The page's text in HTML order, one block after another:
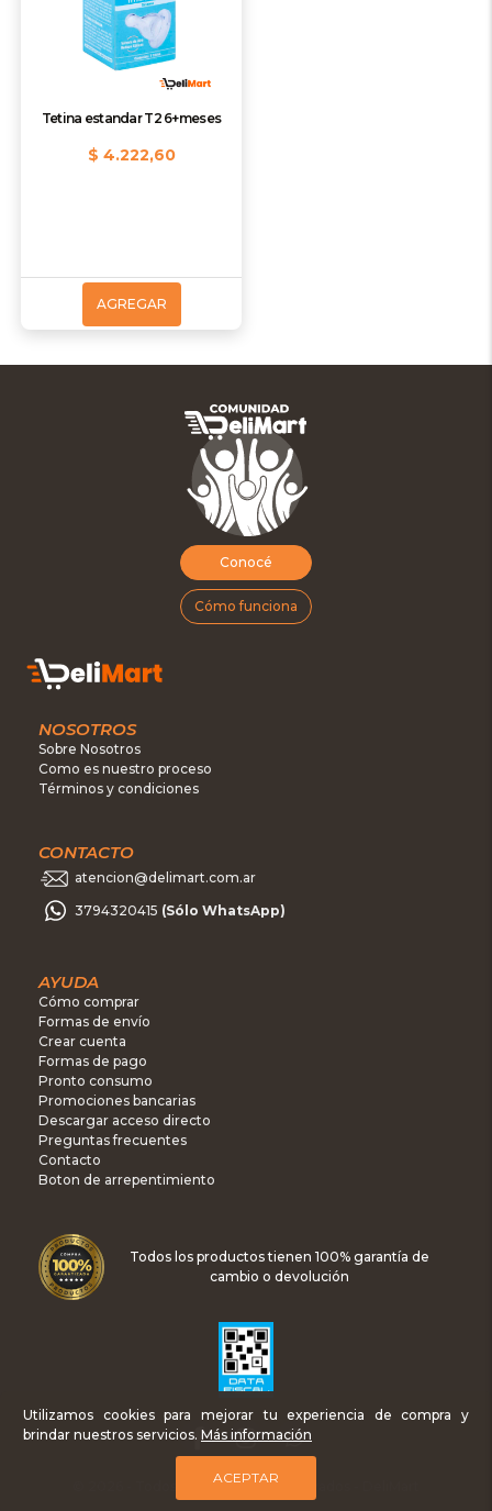
Tetina estandar T2 6+meses
$ 4.222,60
AGREGAR
Conocé
Cómo funciona
NOSOTROS
Sobre Nosotros
Como es nuestro proceso
Términos y condiciones
CONTACTO
atencion@delimart.com.ar
3794320415 (Sólo WhatsApp)
AYUDA
Cómo comprar
Formas de envío
Crear cuenta
Formas de pago
Pronto consumo
Promociones bancarias
Descargar acceso directo
Preguntas frecuentes
Contacto
Boton de arrepentimiento
Todos los productos tienen 100% garantía de
cambio o devolución
© 2026 - Todos los Derechos Reservados - DeliMart
Utilizamos cookies para mejorar tu experiencia de compra y
brindar nuestros servicios. Más información
ACEPTAR